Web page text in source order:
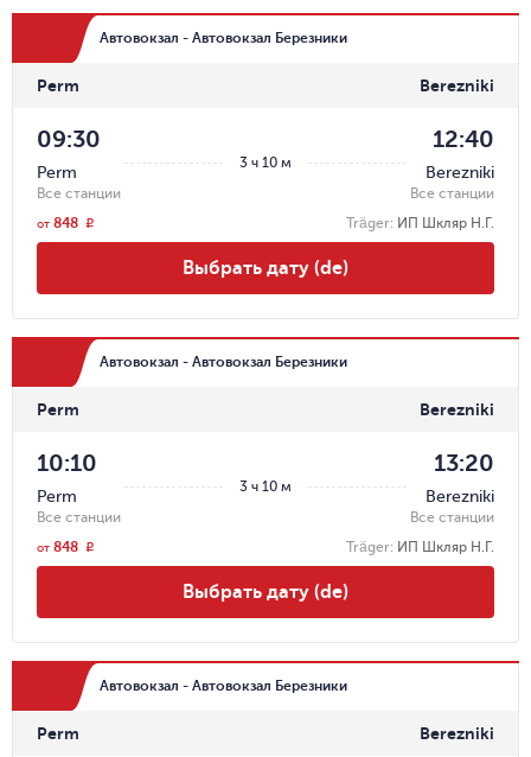
Автовокзал - Автовокзал Березники
Perm Berezniki
3 ч 10 м
09:30
Perm
Все станции
12:40
Berezniki
Все станции
Träger: ИП Шкляр Н.Г.
от 848 r
Выбрать дату (de)
Автовокзал - Автовокзал Березники
Perm Berezniki
3 ч 10 м
10:10
Perm
Все станции
13:20
Berezniki
Все станции
Träger: ИП Шкляр Н.Г.
от 848 r
Выбрать дату (de)
Автовокзал - Автовокзал Березники
Perm Berezniki